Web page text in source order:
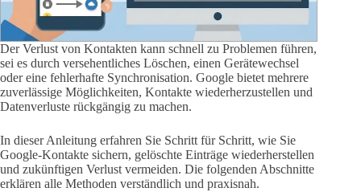
Der Verlust von Kontakten kann schnell zu Problemen führen,
sei es durch versehentliches Löschen, einen Gerätewechsel
oder eine fehlerhafte Synchronisation. Google bietet mehrere
zuverlässige Möglichkeiten, Kontakte wiederherzustellen und
Datenverluste rückgängig zu machen.
In dieser Anleitung erfahren Sie Schritt für Schritt, wie Sie
Google-Kontakte sichern, gelöschte Einträge wiederherstellen
und zukünftigen Verlust vermeiden. Die folgenden Abschnitte
erklären alle Methoden verständlich und praxisnah.